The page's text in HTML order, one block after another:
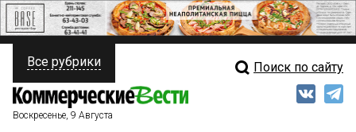
ПОЛИТИКА
ФИНАНСЫ
Свежий выпуск
Все рубрики Поиск по сайту
Воскресенье, 9 Августа